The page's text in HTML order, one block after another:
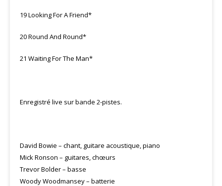
19 Looking For A Friend*
20 Round And Round*
21 Waiting For The Man*
Enregistré live sur bande 2-pistes.
David Bowie – chant, guitare acoustique, piano
Mick Ronson – guitares, chœurs
Trevor Bolder – basse
Woody Woodmansey – batterie